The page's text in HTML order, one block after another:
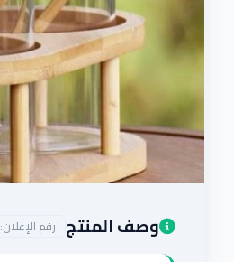
وصف المنتج رقم الإعلان: